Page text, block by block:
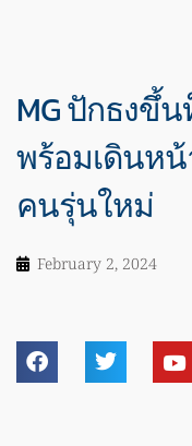
MG ปักธงขึ้
พร้อมเดินห
คนรุ่นใหม่
February 2, 2024